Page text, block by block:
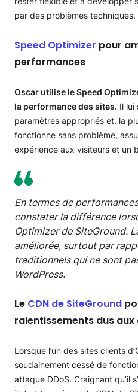
par des problèmes techniques.
Speed Optimizer pour
performances
Oscar utilise le Speed
la performance des sites. Il lui
paramètres appropriés et, la
fonctionne sans problème,
expérience aux visiteurs et un
En termes de
constater la différence
Optimizer de SiteGround.
améliorée, surtout par
traditionnels qui ne sont
WordPress.
Le CDN de SiteGround
ralentissements dus aux
Lorsque l’un des sites clients
soudainement cessé de
attaque DDoS. Craignant qu’il